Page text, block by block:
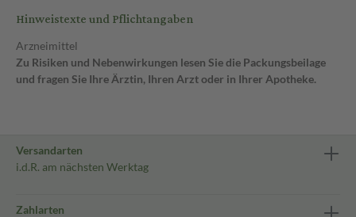
Hinweistexte und Pflichtangaben
Arzneimittel
Zu Risiken und Nebenwirkungen lesen Sie die Packungsbeilage
und fragen Sie Ihre Ärztin, Ihren Arzt oder in Ihrer Apotheke.
Versandarten
i.d.R. am nächsten Werktag
Zahlarten